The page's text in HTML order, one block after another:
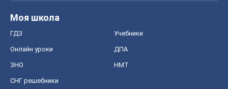
Моя школа
ГДЗ Учебники
Онлайн уроки ДПА
ЗНО НМТ
СНГ решебники